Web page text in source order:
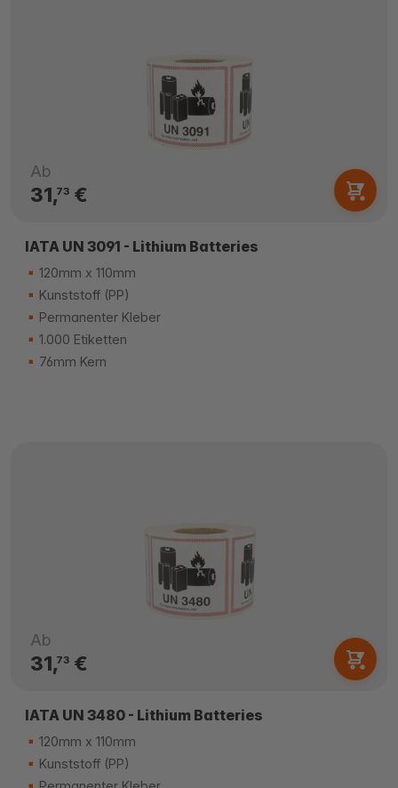
Ab
31,73€
IATA UN 3091 - Lithium Batteries
120mm x 110mm
Kunststoff (PP)
Permanenter Kleber
1.000 Etiketten
76mm Kern
Ab
31,73€
IATA UN 3480 - Lithium Batteries
120mm x 110mm
Kunststoff (PP)